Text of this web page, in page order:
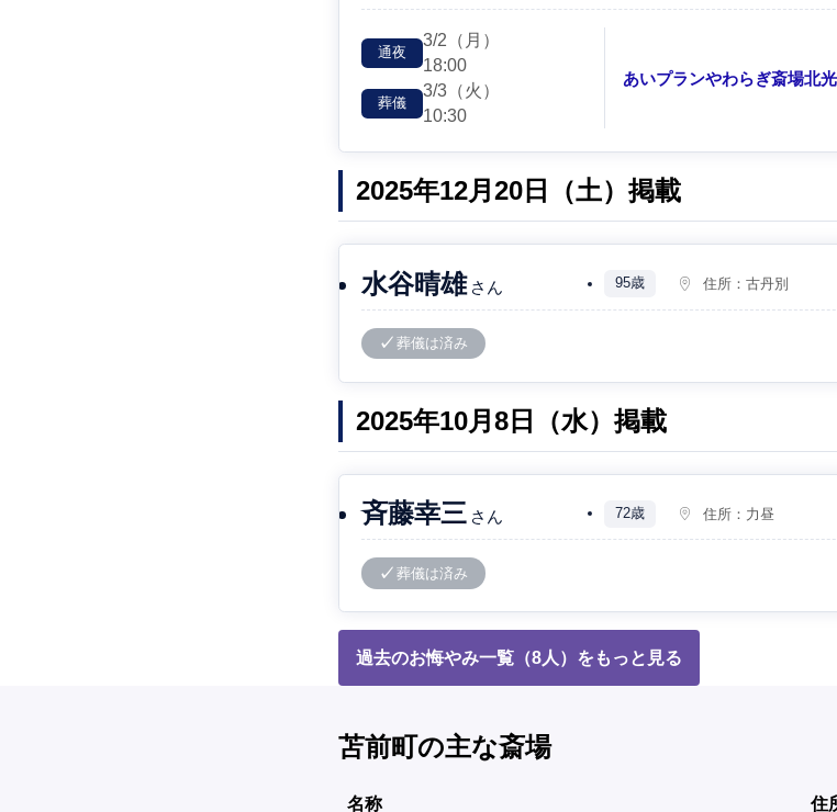
通夜
3/2 （月）
18:00
葬儀
3/3 （火）
10:30
あいプランやわらぎ斎場北光
2025年12月20日（土）掲載
水谷晴雄 さん 95歳 住所：古丹別
葬儀は済み
2025年10月8日（水）掲載
斉藤幸三 さん 72歳 住所： 力昼
葬儀は済み
過去のお悔やみ一覧（8人）をもっと見る
苫前町の主な斎場
名称 住